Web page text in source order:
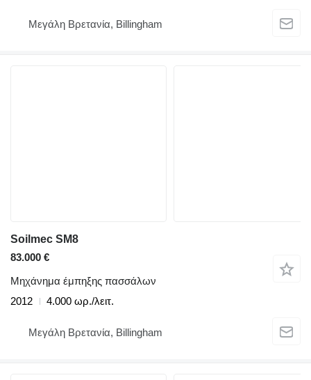
Μεγάλη Βρετανία, Billingham
Soilmec SM8
83.000 €
Μηχάνημα έμπηξης πασσάλων
2012
4.000 ωρ./λειτ.
Μεγάλη Βρετανία, Billingham